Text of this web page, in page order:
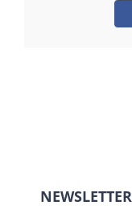
NEWSLETTER